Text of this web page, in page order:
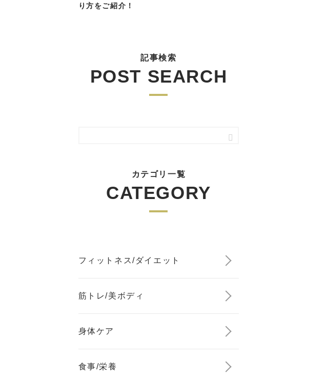
り方をご紹介！
記事検索
POST SEARCH
カテゴリ一覧
CATEGORY
フィットネス/ダイエット
筋トレ/美ボディ
身体ケア
食事/栄養